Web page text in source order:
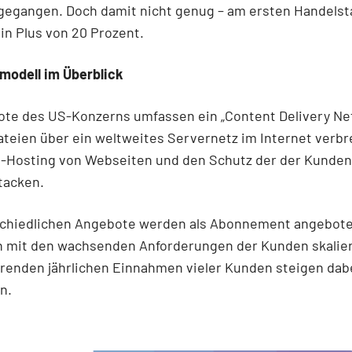
Doch damit nicht genug – am ersten
Plus von 20 Prozent.
im Überblick
des US-Konzerns umfassen ein „Content Delivery
über ein weltweites Servernetz im Internet
Hosting von Webseiten und den Schutz der der
Angebote werden als Abonnement
mit den wachsenden Anforderungen der Kunden
jährlichen Einnahmen vieler Kunden steigen